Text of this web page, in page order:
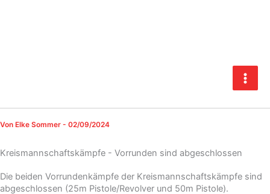
Von Elke Sommer - 02/09/2024
Kreismannschaftskämpfe - Vorrunden sind abgeschlossen
Die beiden Vorrundenkämpfe der Kreismannschaftskämpfe sind
abgeschlossen (25m Pistole/Revolver und 50m Pistole).